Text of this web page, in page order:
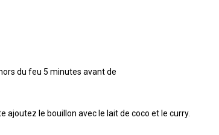
du feu 5 minutes avant de
ajoutez le bouillon avec le lait de coco et le curry.